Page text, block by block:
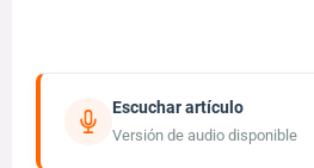
Escuchar artículo
Versión de audio disponible